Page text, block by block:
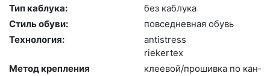
Тип каблука:
без каб­лу­ка
Стиль обуви:
пов­седнев­ная обувь
Технология:
an­tist­ress
ri­eker­tex
Метод крепления
кле­евой/про­шив­ка по кан­